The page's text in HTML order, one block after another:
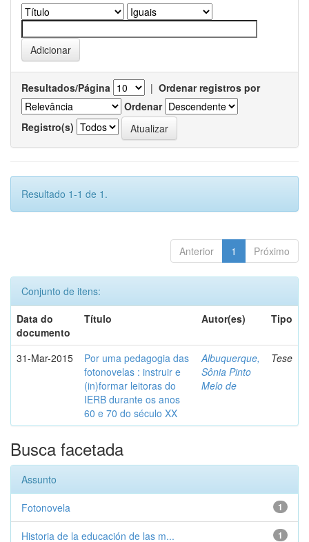
Resultados/Página | Ordenar registros por
Ordenar
Registro(s)
Resultado 1-1 de 1.
Anterior 1 Próximo
Conjunto de itens:
Data do
documento
Título Autor(es) Tipo
31-Mar-2015
Por uma pedagogia das
fotonovelas : instruir e
(in)formar leitoras do
IERB durante os anos
60 e 70 do século XX
Albuquerque,
Sônia Pinto
Melo de
Tese
Busca facetada
Assunto
1
Fotonovela
1
Historia de la educación de las m...